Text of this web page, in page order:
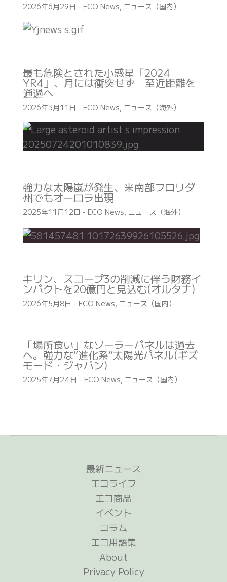
2026年6月29日 - ECO News, ニュース（国内）
最も危険とされた小惑星「2024
YR4」、月には衝突せず 至近距離を
通過へ
2026年3月11日 - ECO News, ニュース（海外）
強力な太陽嵐が発生、米南部フロリダ
州でもオーロラ出現
2025年11月12日 - ECO News, ニュース（海外）
キリン、スコープ3の削減に伴う財務イ
ンパクトを20億円と見込む(オルタナ)
2026年5月8日 - ECO News, ニュース（国内）
「場所食い」なソーラーパネルは過去
へ。強力な”進化系”太陽光パネル(ギズ
モード・ジャパン)
2025年7月24日 - ECO News, ニュース（国内）
最新ニュース
エコライフ
エコ商品
イベント
コラム
エコ用語集
About
Privacy Policy